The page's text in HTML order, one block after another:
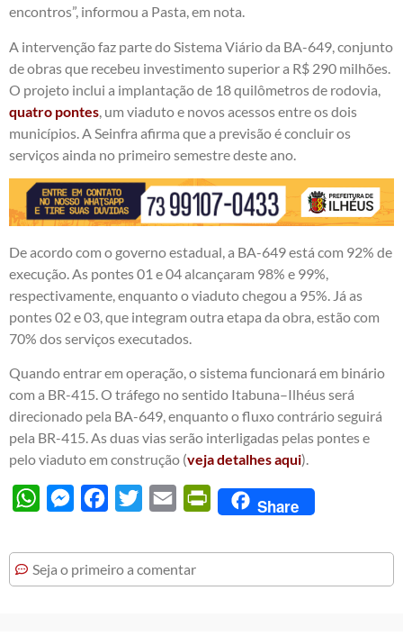
encontros”, informou a Pasta, em nota.
A intervenção faz parte do Sistema Viário da BA-649, conjunto
de obras que recebeu investimento superior a R$ 290 milhões.
O projeto inclui a implantação de 18 quilômetros de rodovia,
quatro pontes, um viaduto e novos acessos entre os dois
municípios. A Seinfra afirma que a previsão é concluir os
serviços ainda no primeiro semestre deste ano.
De acordo com o governo estadual, a BA-649 está com 92% de
execução. As pontes 01 e 04 alcançaram 98% e 99%,
respectivamente, enquanto o viaduto chegou a 95%. Já as
pontes 02 e 03, que integram outra etapa da obra, estão com
70% dos serviços executados.
Quando entrar em operação, o sistema funcionará em binário
com a BR-415. O tráfego no sentido Itabuna–Ilhéus será
direcionado pela BA-649, enquanto o fluxo contrário seguirá
pela BR-415. As duas vias serão interligadas pelas pontes e
pelo viaduto em construção (veja detalhes aqui).
WhatsAppMessengerFacebook
Twitter Email PrintFriendly
Share
Seja o primeiro a comentar